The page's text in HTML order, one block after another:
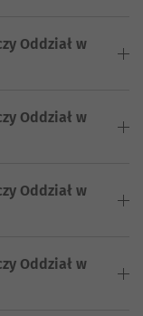
Oddział w
Oddział w
Oddział w
Oddział w